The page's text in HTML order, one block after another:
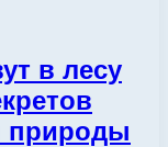
в лесу
природы